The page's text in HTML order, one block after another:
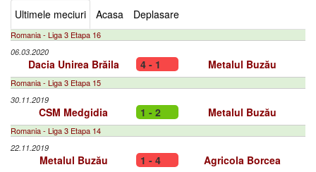
Ultimele meciuri Acasa Deplasare
Romania - Liga 3 Etapa 16
06.03.2020
Dacia Unirea Brăila 4 - 1 Metalul Buzău
Romania - Liga 3 Etapa 15
30.11.2019
CSM Medgidia 1 - 2 Metalul Buzău
Romania - Liga 3 Etapa 14
22.11.2019
Metalul Buzău 1 - 4 Agricola Borcea